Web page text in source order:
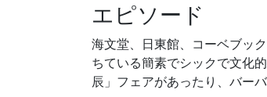
エピソード
海文堂、日東館、コーベブッ
ちている簡素でシックで文化
辰」フェアがあったり、バー